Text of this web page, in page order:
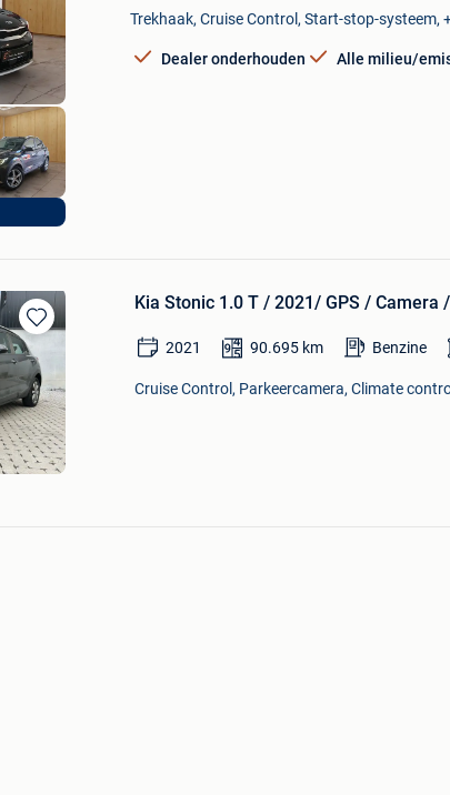
Mijn
Favorieten
Trekhaak, Cruise Control, Start-stop-systeem,
Dealer onderhouden Alle milieu/
Bewaren
in
Mijn
Favorieten
Kia Stonic 1.0 T / 2021/ GPS / Camera /
2021 90.695 km Benzine
Cruise Control, Parkeercamera, Climate